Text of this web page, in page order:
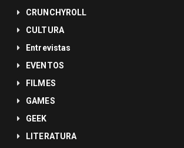
CRUNCHYROLL
CULTURA
Entrevistas
EVENTOS
FILMES
GAMES
GEEK
LITERATURA